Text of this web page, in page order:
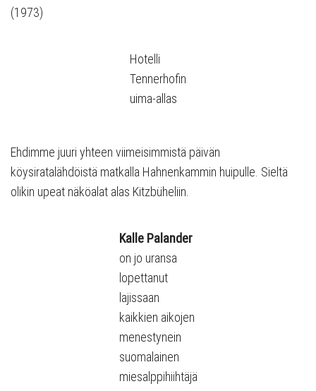
(1973)
Hotelli
Tennerhofin
uima-allas
Ehdimme juuri yhteen viimeisimmistä päivän
köysiratalähdöistä matkalla Hahnenkammin huipulle. Sieltä
olikin upeat näköalat alas Kitzbüheliin.
Kalle Palander
on jo uransa
lopettanut
lajissaan
kaikkien aikojen
menestynein
suomalainen
miesalppihiihtäjä